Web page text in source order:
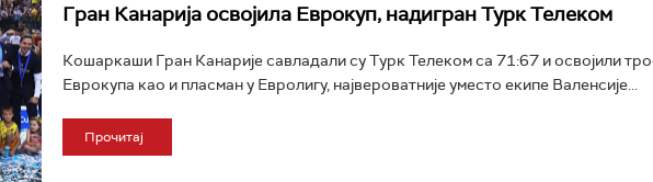
Гран Канарија освојила Еврокуп, надигран Турк Телеком
Кошаркаши Гран Канарије савладали су Турк Телеком са 71:67 и освојили
Еврокупа као и пласман у Евролигу, највероватније уместо екипе Валенсије...
Прочитај